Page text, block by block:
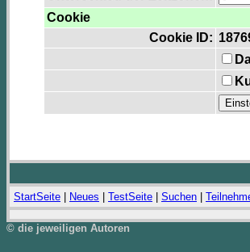
Cookie
Cookie ID:
StartSeite Neues TestSeite Suchen
© die jeweiligen Autoren